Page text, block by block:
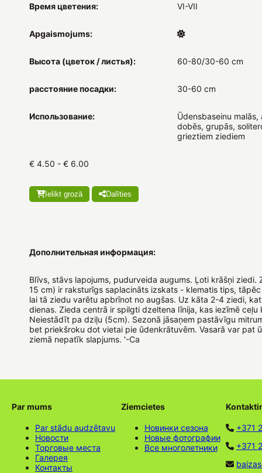
Время цветения: VI-VII
Apgaismojums:
Высота (цветок / листья): 60-80/30-60 cm
расстояние посадки: 30-60 cm
Использование:
Ūdensbaseinu malās,
dobēs, grupās,
grieztiem ziediem
€ 4.50 - € 6.00
Ielikt grozā Dalīties
Дополнительная информация:
Blīvs, stāvs lapojums, pudurveida augums. Ļoti krāšņi ziedi.
15 cm) ir raksturīgs saplacināts izskats - klematis tips,
lai tā ziedu varētu apbrīnot no augšas. Uz kāta 2-4 ziedi,
dienas. Zieda centrā ir spilgti dzeltena līnija, kas iezīmē ceļu
Neiestādīt pa dziļu (5cm). Sezonā jāsaņem pastāvīgu
bet priekšroku dot vietai pie ūdenkrātuvēm. Vasarā var pat
ziemā nepatīk slapjums. '-Ca
Par mums
Par stādu audzētavu
Новости
Торговые места
Галерея
Контакты
Ziemcietes
Новинки сезона
Новые фотографии
Все многолетники
+371
+371